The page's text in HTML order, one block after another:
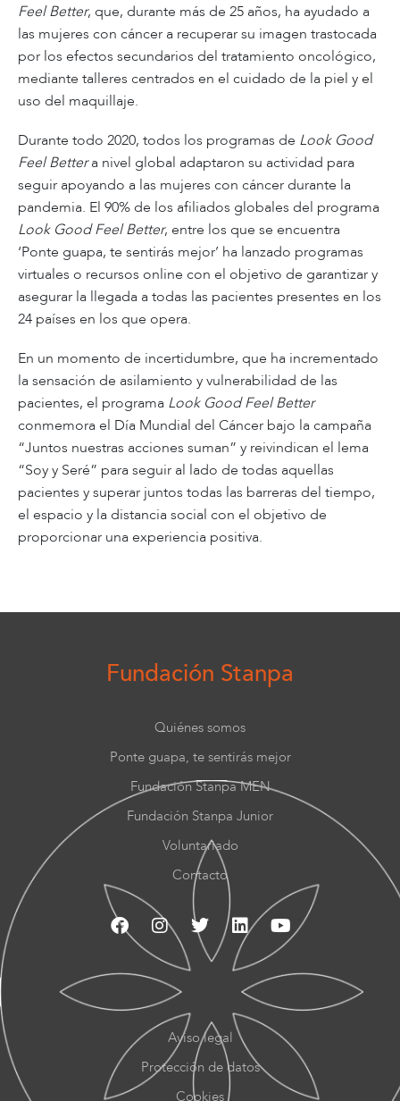
Feel Better, que, durante más de 25 años, ha ayudado a
las mujeres con cáncer a recuperar su imagen trastocada
por los efectos secundarios del tratamiento oncológico,
mediante talleres centrados en el cuidado de la piel y el
uso del maquillaje.
Durante todo 2020, todos los programas de Look Good
Feel Bettera nivel global adaptaron su actividad para
seguir apoyando a las mujeres con cáncer durante la
pandemia. El 90% de los afiliados globales del programa
Look Good Feel Better, entre los que se encuentra
‘Ponte guapa, te sentirás mejor’ ha lanzado programas
virtuales o recursos online con el objetivo de garantizar y
asegurar la llegada a todas las pacientes presentes en los
24 países en los que opera.
En un momento de incertidumbre, que ha incrementado
la sensación de asilamiento y vulnerabilidad de las
pacientes, el programa Look Good Feel Better
conmemora el Día Mundial del Cáncer bajo la campaña
“Juntos nuestras acciones suman” y reivindican el lema
“Soy y Seré” para seguir al lado de todas aquellas
pacientes y superar juntos todas las barreras del tiempo,
el espacio y la distancia social con el objetivo de
proporcionar una experiencia positiva.
Fundación Stanpa
Quiénes somos
Ponte guapa, te sentirás mejor
Fundación Stanpa MEN
Fundación Stanpa Junior
Voluntariado
Contacto
Aviso legal
Protección de datos
Cookies